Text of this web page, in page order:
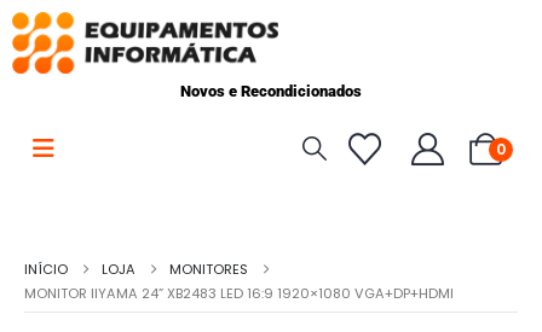
Novos e Recondicionados
0
INÍCIO LOJA
MONITORES
MONITOR IIYAMA 24” XB2483 LED 16:9 1920×1080 VGA+DP+HDMI